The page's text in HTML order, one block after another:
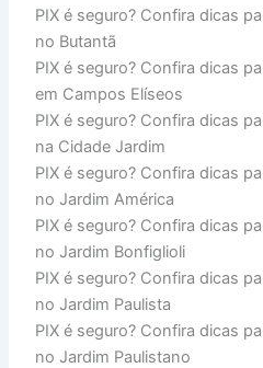
PIX é seguro? Confira dicas
no Butantã
PIX é seguro? Confira dicas
em Campos Elíseos
PIX é seguro? Confira dicas
na Cidade Jardim
PIX é seguro? Confira dicas
no Jardim América
PIX é seguro? Confira dicas
no Jardim Bonfiglioli
PIX é seguro? Confira dicas
no Jardim Paulista
PIX é seguro? Confira dicas
no Jardim Paulistano